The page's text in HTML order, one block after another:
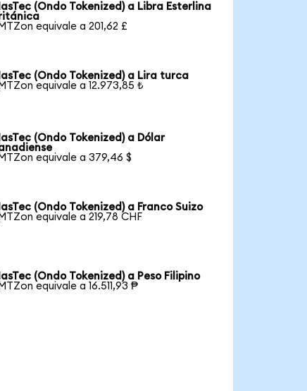
(Ondo Tokenized) a Libra Esterlina
equivale a 201,62 £
(Ondo Tokenized) a Lira turca
equivale a 12.973,85 ₺
(Ondo Tokenized) a Dólar
equivale a 379,46 $
(Ondo Tokenized) a Franco Suizo
equivale a 219,78 CHF
(Ondo Tokenized) a Peso Filipino
equivale a 16.511,93 ₱